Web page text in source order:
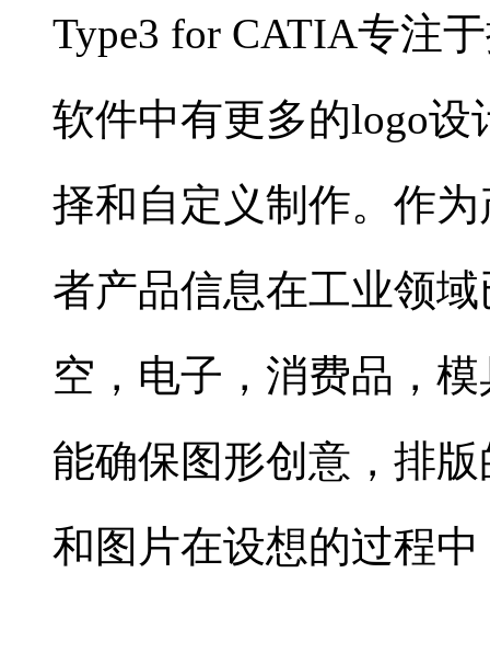
Type3 for CATIA专注
软件中有更多的logo
择和自定义制作。作
者产品信息在工业领
空，电子，消费品，
能确保图形创意，排
和图片在设想的过程